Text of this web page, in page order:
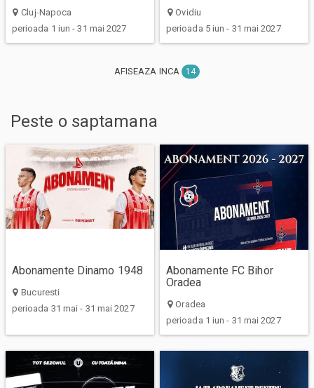
Cluj-Napoca
perioada 1 iun - 31 mai 2027
Ovidiu
perioada 5 iun - 31 mai 2027
AFISEAZA INCA 14
Peste o saptamana
Abonamente Dinamo 1948
Bucuresti
perioada 31 mai - 31 mai 2027
Abonamente FC Bihor
Oradea
Oradea
perioada 1 iun - 31 mai 2027